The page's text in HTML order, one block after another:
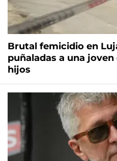
Brutal femicidio en
puñaladas a una
hijos